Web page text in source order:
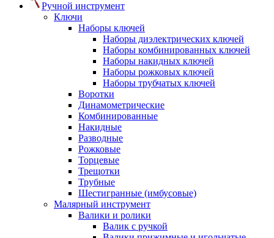
Ручной инструмент
Ключи
Наборы ключей
Наборы диэлектрических ключей
Наборы комбинированных ключей
Наборы накидных ключей
Наборы рожковых ключей
Наборы трубчатых ключей
Воротки
Динамометрические
Комбинированные
Накидные
Разводные
Рожковые
Торцевые
Трещотки
Трубные
Шестигранные (имбусовые)
Малярный инструмент
Валики и ролики
Валик с ручкой